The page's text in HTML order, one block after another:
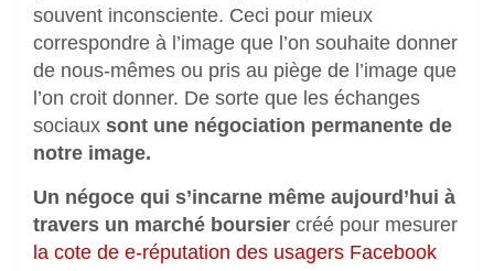
souvent inconsciente. Ceci pour mieux
correspondre à l’image que l’on souhaite donner
de nous-mêmes ou pris au piège de l’image que
l’on croit donner. De sorte que les échanges
sociaux sont une négociation permanente de
notre image.
Un négoce qui s’incarne même aujourd’hui à
travers un marché boursier créé pour mesurer
la cote de e-réputation des usagers Facebook